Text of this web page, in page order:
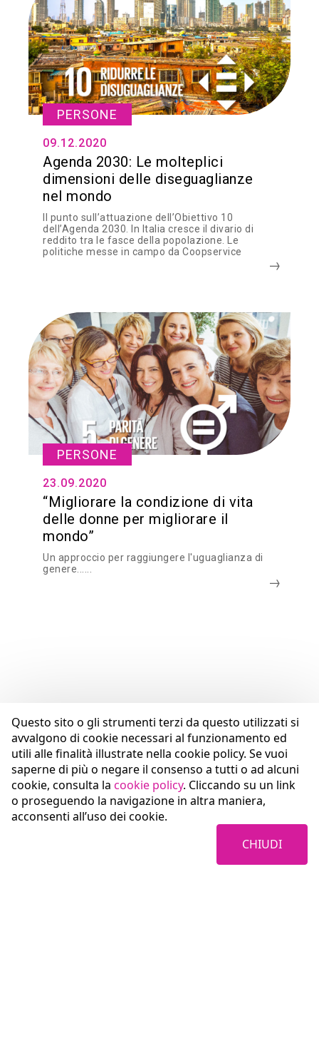
Questo sito o gli strumenti terzi da questo utilizzati si
avvalgono di cookie necessari al funzionamento ed
utili alle finalità illustrate nella cookie policy. Se vuoi
saperne di più o negare il consenso a tutti o ad alcuni
cookie, consulta la cookie policy. Cliccando su un link
o proseguendo la navigazione in altra maniera,
acconsenti all’uso dei cookie.
CHIUDI
PERSONE
09.12.2020
Agenda 2030: Le molteplici
dimensioni delle diseguaglianze
nel mondo
Il punto sull’attuazione dell’Obiettivo 10
dell’Agenda 2030. In Italia cresce il divario di
reddito tra le fasce della popolazione. Le
politiche messe in campo da Coopservice
PERSONE
23.09.2020
“Migliorare la condizione di vita
delle donne per migliorare il
mondo”
Un approccio per raggiungere l'uguaglianza di
genere......